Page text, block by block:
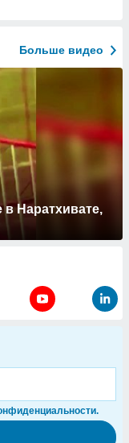
Больше видео
Наратхивате,